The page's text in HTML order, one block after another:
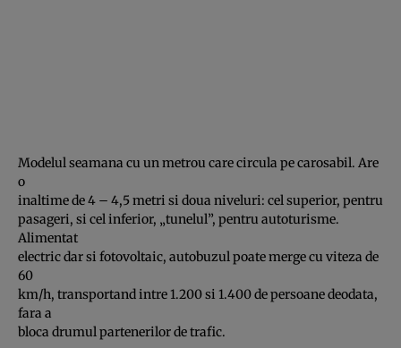
Modelul seamana cu un metrou care circula pe carosabil. Are
o
inaltime de 4 – 4,5 metri si doua niveluri: cel superior, pentru
pasageri, si cel inferior, „tunelul”, pentru autoturisme.
Alimentat
electric dar si fotovoltaic, autobuzul poate merge cu viteza de
60
km/h, transportand intre 1.200 si 1.400 de persoane deodata,
fara a
bloca drumul partenerilor de trafic.